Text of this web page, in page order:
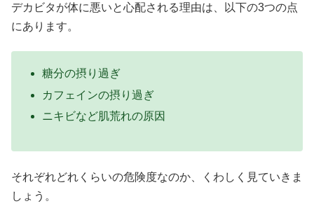
デカビタが体に悪いと心配される理由は、以下の3つの点
にあります。
糖分の摂り過ぎ
カフェインの摂り過ぎ
ニキビなど肌荒れの原因
それぞれどれくらいの危険度なのか、くわしく見ていきま
しょう。